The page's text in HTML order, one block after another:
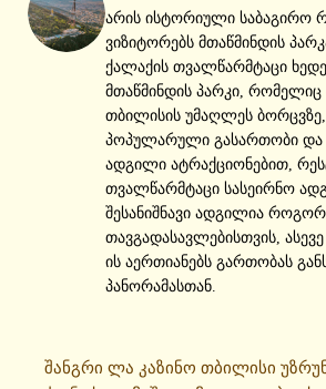
არის ისტორიული საბაგირო
ვიზიტორებს მთაწმინდის
ქალაქის თვალწარმტაცი
მთაწმინდის პარკი, რომელიც
თბილისის უმაღლეს
პოპულარული გასართობი და
ადგილი ატრაქციონებით,
თვალწარმტაცი სასეირნო
შესანიშნავი ადგილია
თავგადასავლებისთვის, ასევე
ის აერთიანებს გართობას
პანორამასთან.
შანგრი ლა კაზინო თბილისი